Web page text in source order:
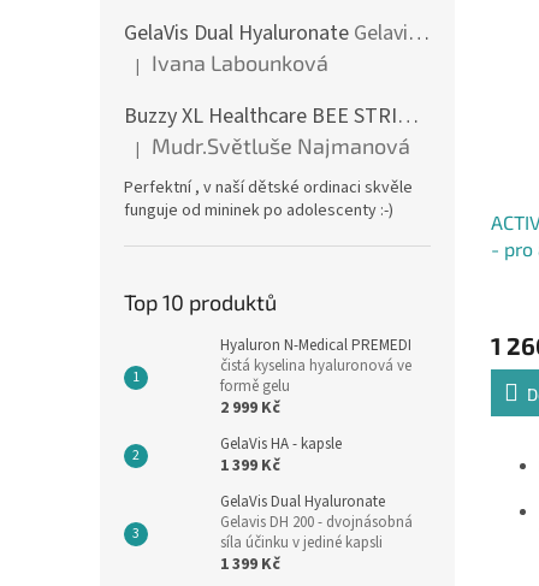
GelaVis Dual Hyaluronate Gelavis DH 200 - dvojnásobná síla účinku v jediné kapsli
Hodnocení produktu je 5 z 5 hvězdiček.
| Ivana Labounková
Buzzy XL Healthcare BEE STRIPED
Hodnocení produktu je 5 z 5 hvězdiček.
| Mudr.Světluše Najmanová
Perfektní , v naší dětské ordinaci skvěle
funguje od mininek po adolescenty :-)
Top 10 produktů
Hyaluron N-Medical PREMEDI
čistá kyselina hyaluronová ve
formě gelu
2 999 Kč
GelaVis HA - kapsle
1 399 Kč
GelaVis Dual Hyaluronate
Gelavis DH 200 - dvojnásobná
síla účinku v jediné kapsli
1 399 Kč
- pro
je
5,0
z
1